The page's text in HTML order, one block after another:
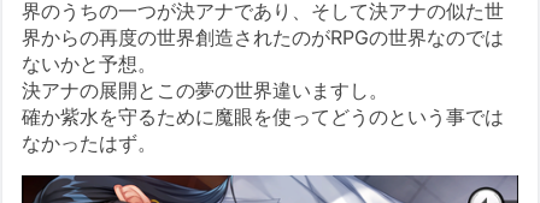
界のうちの一つが決アナであり、そして決アナの似た世
界からの再度の世界創造されたのがRPGの世界なのでは
ないかと予想。
決アナの展開とこの夢の世界違いますし。
確か紫水を守るために魔眼を使ってどうのという事では
なかったはず。